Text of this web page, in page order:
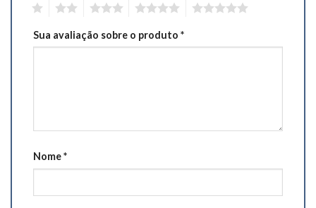
Sua avaliação sobre o produto *
Nome*